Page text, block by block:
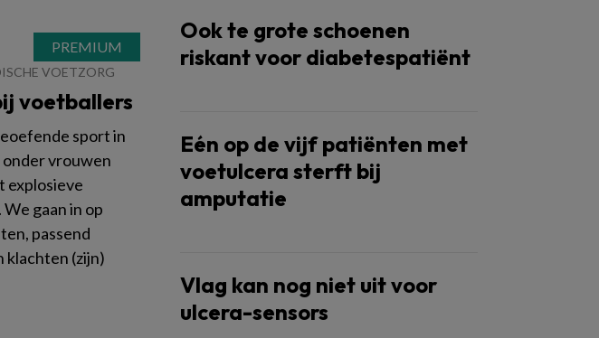
VOETZORG
voetballers
sport in
onder vrouwen
explosieve
gaan in op
passend
klachten (zijn)
Ook te grote schoenen
riskant voor diabetespatiënt
Eén op de vijf patiënten met
voetulcera sterft bij
amputatie
Vlag kan nog niet uit voor
ulcera-sensors